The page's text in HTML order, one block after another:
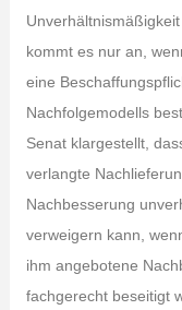
kommt es nur an,
eine
Nachfolgemodells
Senat klargestellt,
verlangte
Nachbesserung
verweigern kann,
ihm angebotene
fachgerecht beseitigt